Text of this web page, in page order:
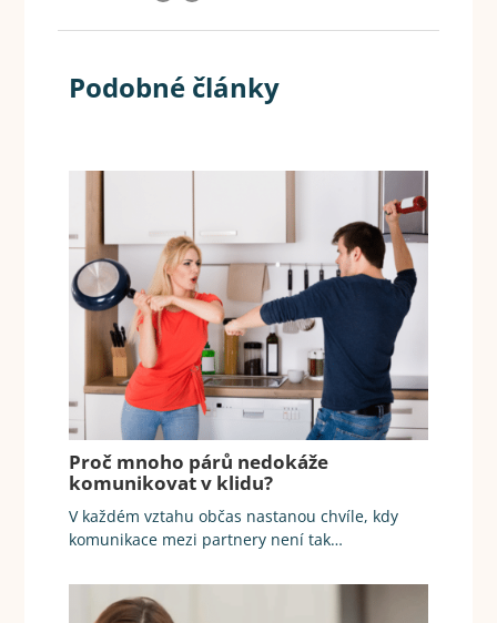
Podobné články
Proč mnoho párů nedokáže
komunikovat v klidu?
V každém vztahu občas nastanou chvíle, kdy
komunikace mezi partnery není tak…